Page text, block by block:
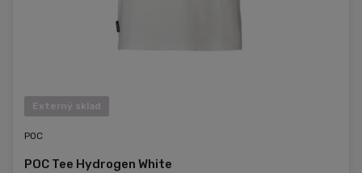
Externý sklad
POC
POC Tee Hydrogen White